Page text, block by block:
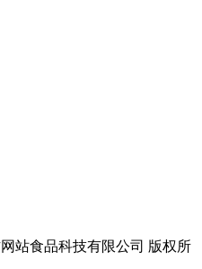
站食品科技有限公司 版权所